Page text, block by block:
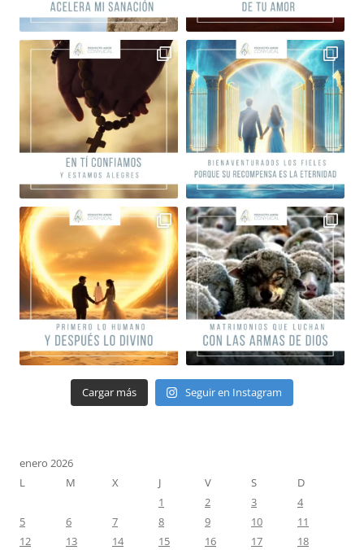
Cargar más Seguir en Instagram
enero 2026
L
M X J V S
D
1
2 3
4
5
6 7 8 9 10
11
12
13 14 15 16 17
18